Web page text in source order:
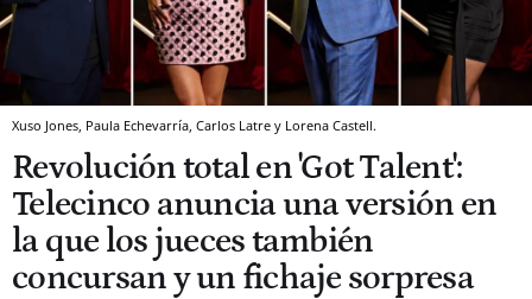
Xuso Jones, Paula Echevarría, Carlos Latre y Lorena Castell.
Revolución total en 'Got Talent':
Telecinco anuncia una versión en
la que los jueces también
concursan y un fichaje sorpresa